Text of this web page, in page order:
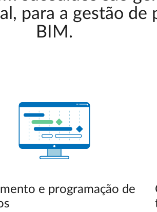
para a gestão de
BIM.
e programação de